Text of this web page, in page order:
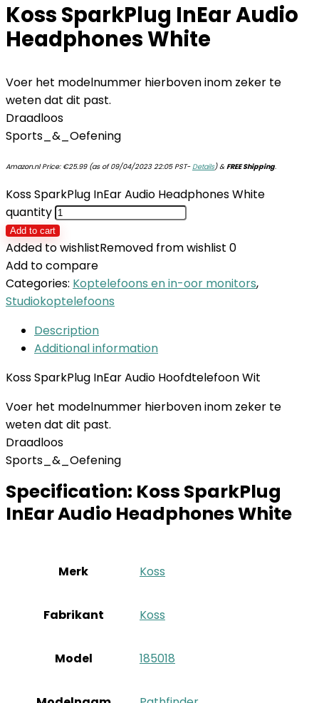
Koss SparkPlug InEar Audio
Headphones White
Voer het modelnummer hierboven inom zeker te
weten dat dit past.
Draadloos
Sports_&_Oefening
Amazon.nl Price: €25.99(as of 09/04/2023 22:05 PST-Details)&FREE Shipping.
Koss SparkPlug InEar Audio Headphones White
quantity
Add to cart
Added to wishlistRemoved from wishlist 0
Add to compare
Categories: Koptelefoons en in-oor monitors,
Studiokoptelefoons
Description
Additional information
Koss SparkPlug InEar Audio Hoofdtelefoon Wit
Voer het modelnummer hierboven inom zeker te
weten dat dit past.
Draadloos
Sports_&_Oefening
Specification: Koss SparkPlug
InEar Audio Headphones White
Merk ‎Koss
Fabrikant ‎Koss
Model ‎185018